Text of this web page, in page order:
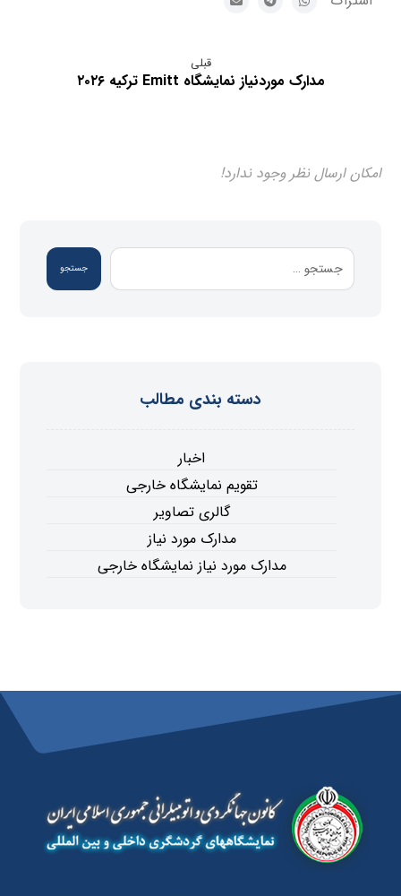
قبلی
مدارک موردنیاز نمایشگاه Emitt ترکیه ۲۰۲۶
امکان ارسال نظر وجود ندارد!
جستجو
دسته بندی مطالب
اخبار
تقویم نمایشگاه خارجی
گالری تصاویر
مدارک مورد نیاز
مدارک مورد نیاز نمایشگاه خارجی